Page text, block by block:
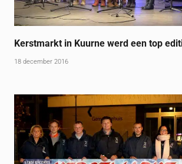
Kerstmarkt in Kuurne werd een top
18 december 2016